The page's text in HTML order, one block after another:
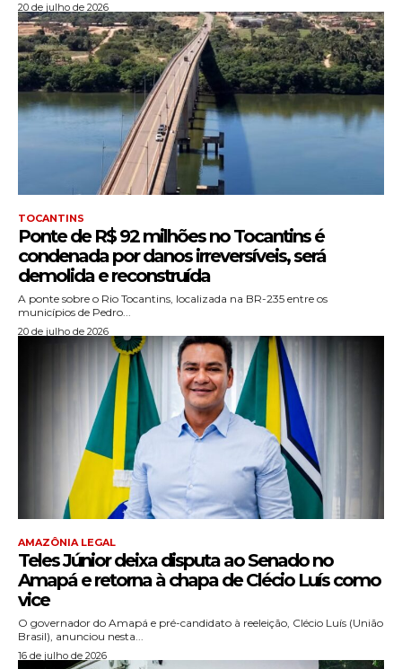
20 de julho de 2026
TOCANTINS
Ponte de R$ 92 milhões no Tocantins é
condenada por danos irreversíveis, será
demolida e reconstruída
A ponte sobre o Rio Tocantins, localizada na BR-235 entre os
municípios de Pedro...
20 de julho de 2026
AMAZÔNIA LEGAL
Teles Júnior deixa disputa ao Senado no
Amapá e retorna à chapa de Clécio Luís como
vice
O governador do Amapá e pré-candidato à reeleição, Clécio Luís (União
Brasil), anunciou nesta...
16 de julho de 2026